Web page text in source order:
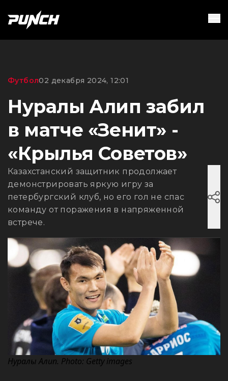
Футбол02 декабря 2024, 12:01
Нуралы Алип забил
в матче «Зенит» -
«Крылья Советов»
Казахстанский защитник продолжает
демонстрировать яркую игру за
петербургский клуб, но его гол не спас
команду от поражения в напряженной
встрече.
Нуралы Алип. Photo: Getty images